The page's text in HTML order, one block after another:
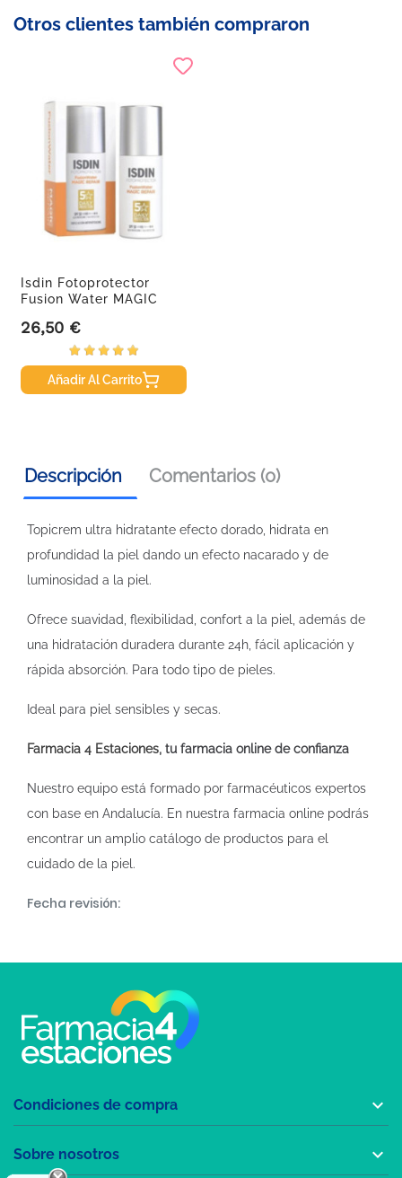
Otros clientes también compraron
Isdin Fotoprotector
Fusion Water MAGIC
Precio
26,50 €
Añadir Al Carrito
Descripción Comentarios (0)
Topicrem ultra hidratante efecto dorado, hidrata en
profundidad la piel dando un efecto nacarado y de
luminosidad a la piel.
Ofrece suavidad, flexibilidad, confort a la piel, además de
una hidratación duradera durante 24h, fácil aplicación y
rápida absorción. Para todo tipo de pieles.
Ideal para piel sensibles y secas.
Farmacia 4 Estaciones, tu farmacia online de confianza
Nuestro equipo está formado por farmacéuticos expertos
con base en Andalucía. En nuestra farmacia online podrás
encontrar un amplio catálogo de productos para el
cuidado de la piel.
Fecha revisión:
Condiciones de compra 
Sobre nosotros 